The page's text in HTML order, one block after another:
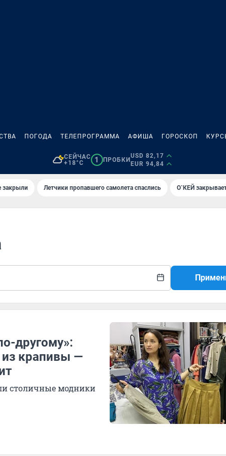
ПОГОДА ТЕЛЕПРОГРАММА АФИША ГОРОСКОП
СЕЙЧАС
+18°C
1 ПРОБКИ
USD 82,17
EUR 94,84
закрыли Летчики пропавшего самолета спаслись О`КЕЙ
другому»:
крапивы —
столичные модники